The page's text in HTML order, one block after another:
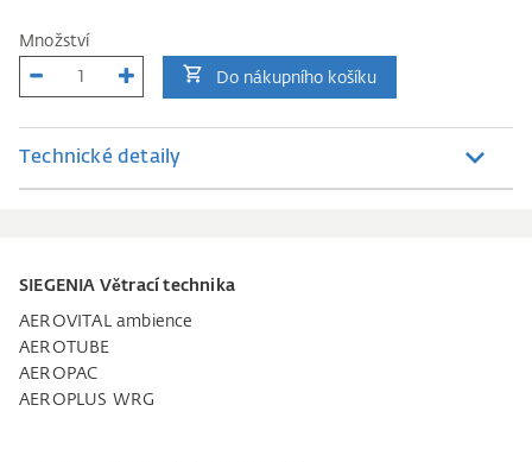
Množství
Do nákupního košíku
Technické detaily
SIEGENIA Větrací technika
AEROVITAL ambience
AEROTUBE
AEROPAC
AEROPLUS WRG